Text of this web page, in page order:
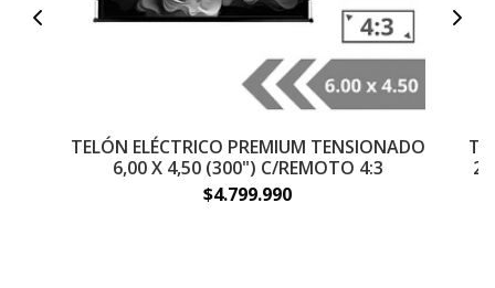
TELÓN ELÉCTRICO PREMIUM TENSIONADO
6,00 X 4,50 (300") C/REMOTO 4:3
$4.799.990